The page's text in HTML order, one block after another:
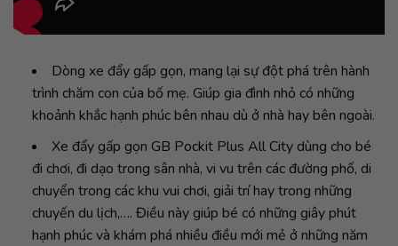
Dòng xe đẩy gấp gọn, mang lại sự đột phá trên hành
trình chăm con của bố mẹ. Giúp gia đình nhỏ có những
khoảnh khắc hạnh phúc bên nhau dù ở nhà hay bên ngoài.
Xe đẩy gấp gọn GB Pockit Plus All City dùng cho bé
đi chơi, đi dạo trong sân nhà, vi vu trên các đường phố, di
chuyển trong các khu vui chơi, giải trí hay trong những
chuyến du lịch,…. Điều này giúp bé có những giây phút
hạnh phúc và khám phá nhiều điều mới mẻ ở những năm